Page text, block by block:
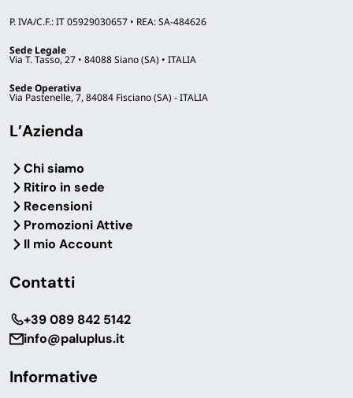
P. IVA/C.F.: IT 05929030657 • REA: SA-484626
Sede Legale
Via T. Tasso, 27 • 84088 Siano (SA) • ITALIA
Sede Operativa
Via Pastenelle, 7, 84084 Fisciano (SA) - ITALIA
L’Azienda
Chi siamo
Ritiro in sede
Recensioni
Promozioni Attive
Il mio Account
Contatti
‎+39 089 842 5142
info@paluplus.it
Informative